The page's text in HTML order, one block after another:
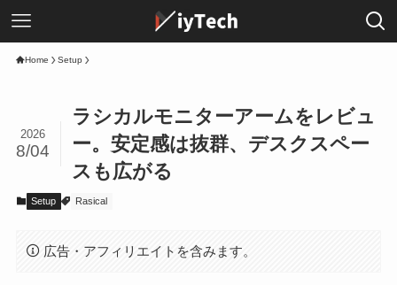
Home Setup
ラシカルモニターアームをレビュ
ー。安定感は抜群、デスクスペー
スも広がる
2026
8/04
Setup Rasical
広告・アフィリエイトを含みます。